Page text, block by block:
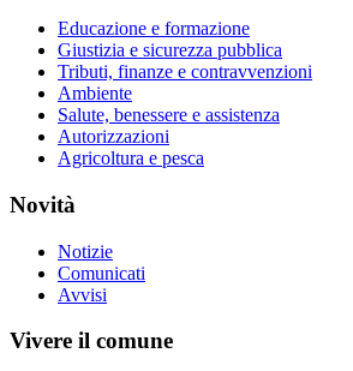
Educazione e formazione
Giustizia e sicurezza pubblica
Tributi, finanze e contravvenzioni
Ambiente
Salute, benessere e assistenza
Autorizzazioni
Agricoltura e pesca
Novità
Notizie
Comunicati
Avvisi
Vivere il comune